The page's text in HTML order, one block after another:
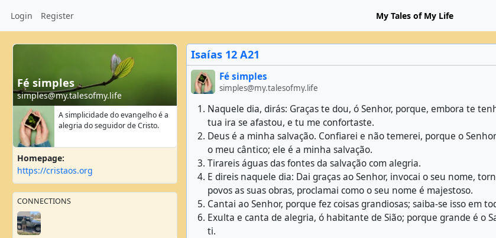
Login Register My Tales of My Life
Fé simples
simples@my.talesofmy.life
A simplicidade do evangelho é a
alegria do seguidor de Cristo.
Homepage:
https://cristaos.org
CONNECTIONS
Isaías 12 A21
Fé simples
simples@my.talesofmy.life
Naquele dia, dirás: Graças te dou, ó Senhor, porque, embora te
tua ira se afastou, e tu me confortaste.
Deus é a minha salvação. Confiarei e não temerei, porque o
o meu cântico; ele é a minha salvação.
Tirareis águas das fontes da salvação com alegria.
E direis naquele dia: Dai graças ao Senhor, invocai o seu nome,
povos as suas obras, proclamai como o seu nome é majestoso.
Cantai ao Senhor, porque fez coisas grandiosas; saiba-se isso em
Exulta e canta de alegria, ó habitante de Sião; porque grande é o
ti.